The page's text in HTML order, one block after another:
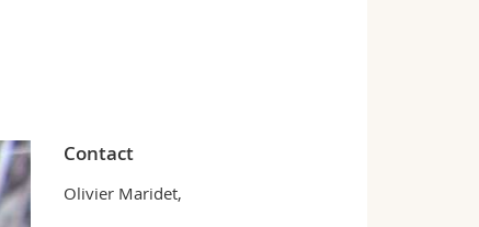
Contact
Olivier Maridet,